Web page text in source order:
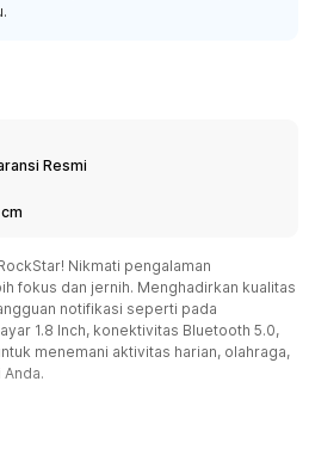
Resmi
cm
Nikmati pengalaman
fokus dan jernih. Menghadirkan kualitas
notifikasi seperti pada
1.8 Inch, konektivitas Bluetooth 5.0,
menemani aktivitas harian, olahraga,